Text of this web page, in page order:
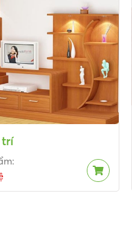
trí